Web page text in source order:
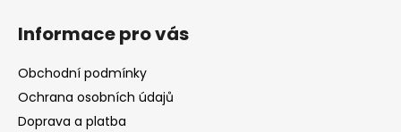
Informace pro vás
Obchodní podmínky
Ochrana osobních údajů
Doprava a platba